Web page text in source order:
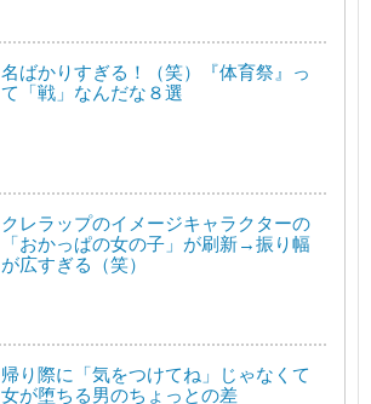
名ばかりすぎる！（笑）『体育祭』っ
て「戦」なんだな８選
クレラップのイメージキャラクターの
「おかっぱの女の子」が刷新→振り幅
が広すぎる（笑）
帰り際に「気をつけてね」じゃなくて
女が堕ちる男のちょっとの差